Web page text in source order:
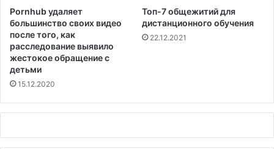
с
у
х
и
Pornhub удаляет
большинство своих видео
после того, как
расследование выявило
жестокое обращение с
детьми
15.12.2020
Топ-7 общежитий для
дистанционного обучения
22.12.2021